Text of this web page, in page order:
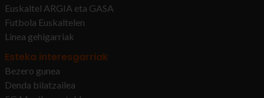
Euskaltel ARGIA eta GASA
Futbola Euskaltelen
Linea gehigarriak
Esteka interesgarriak
Bezero gunea
Denda bilatzailea